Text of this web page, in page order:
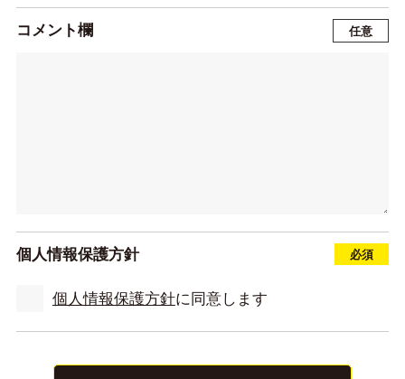
コメント欄
個人情報保護方針
個人情報保護方針に同意します